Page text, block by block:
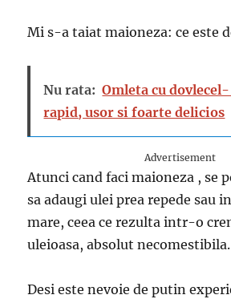
Mi s-a taiat maioneza: ce este
Nu rata: Omleta cu
rapid, usor si foarte delicios
Advertisement
Atunci cand faci maioneza , se
sa adaugi ulei prea repede sau
mare, ceea ce rezulta intr-o
uleioasa, absolut necomestibila.
Desi este nevoie de putin